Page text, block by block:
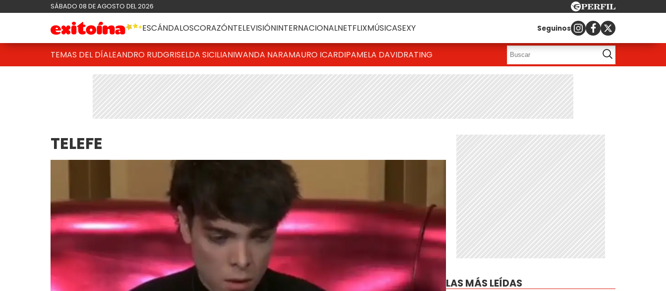
SÁBADO 08 DE AGOSTO DEL 2026
ESCÁNDALOSCORAZÓNTELEVISIÓNINTERNACIONALNETFLIXMÚSICASEXY Seguinos
TEMAS DEL DÍALEANDRO RUDGRISELDA SICILIANIWANDA NARAMAURO ICARDIPAMELA DAVIDRATING
TELEFE
LAS MÁS LEÍDAS